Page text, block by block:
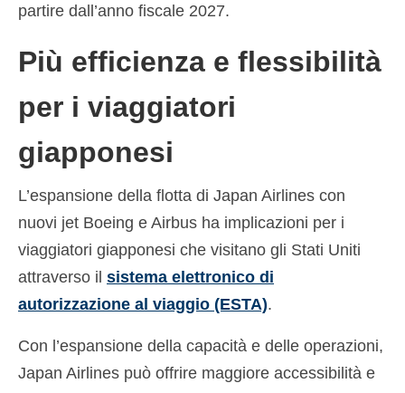
partire dall’anno fiscale 2027.
Più efficienza e flessibilità
per i viaggiatori
giapponesi
L’espansione della flotta di Japan Airlines con
nuovi jet Boeing e Airbus ha implicazioni per i
viaggiatori giapponesi che visitano gli Stati Uniti
attraverso il sistema elettronico di
autorizzazione al viaggio (ESTA).
Con l’espansione della capacità e delle operazioni,
Japan Airlines può offrire maggiore accessibilità e